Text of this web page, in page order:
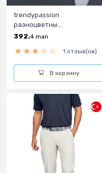
trendypassion
разноцветны...
392.4 man
1 отзыв(ов)
В корзину